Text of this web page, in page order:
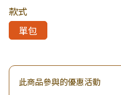
款式
單包
此商品參與的優惠活動